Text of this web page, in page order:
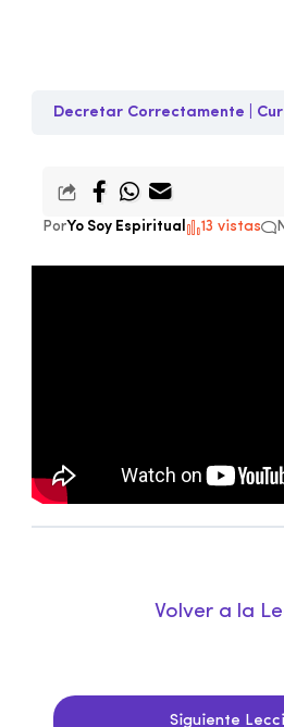
Decretar Correctamente |
PorYo Soy Espiritual 13 vistas
Volver a la
Siguiente